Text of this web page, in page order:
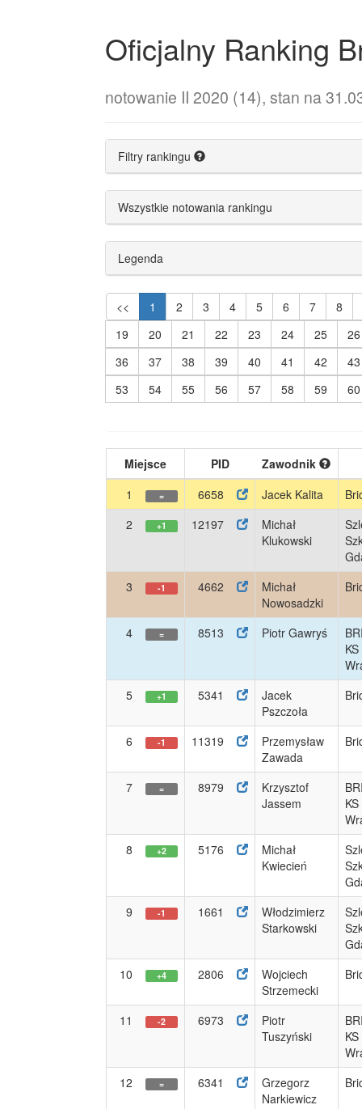
Oficjalny Ranking
notowanie II 2020 (14), stan na
Filtry rankingu
Wszystkie notowania rankingu
Legenda
<< 1 2 3 4 5 6 7
8
19
20 21 22 23 24 25
26
36
37 38 39 40 41 42
43
53
54 55 56 57 58 59 60
Miejsce PID
Zawodnik
1
= 6658 Jacek Kalita
2
+1 12197
Michał
Klukowski
3
-1 4662
Michał
Nowosadzki
4 = 8513 Piotr Gawryś
5
+1 5341
Jacek
Pszczoła
6 -1 11319
Przemysław
Zawada
7 = 8979
Krzysztof
Jassem
8
+2 5176
Michał
Kwiecień
9
-1 1661
Włodzimierz
Starkowski
10
+4 2806
Wojciech
Strzemecki
11 -2 6973
Piotr
Tuszyński
12
= 6341
Grzegorz
Narkiewicz